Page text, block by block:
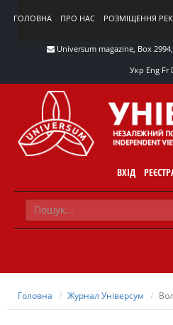
ГОЛОВНА ПРО НАС РОЗМІЩЕННЯ
Universum magazine, Box
Укр Eng Fr
ВХІД
Головна Журнал Універсум